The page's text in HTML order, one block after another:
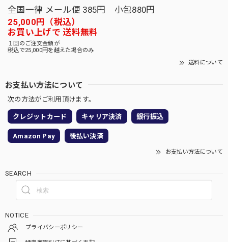
全国一律 メール便 385円 小包880円
25,000円（税込）
お買い上げで 送料無料
１回のご注文金額が
税込で25,000円を越えた場合のみ
送料について
お支払い方法について
次の方法がご利用頂けます。
クレジットカード キャリア決済 銀行振込
Amazon Pay 後払い決済
お支払い方法について
SEARCH
NOTICE
プライバシーポリシー